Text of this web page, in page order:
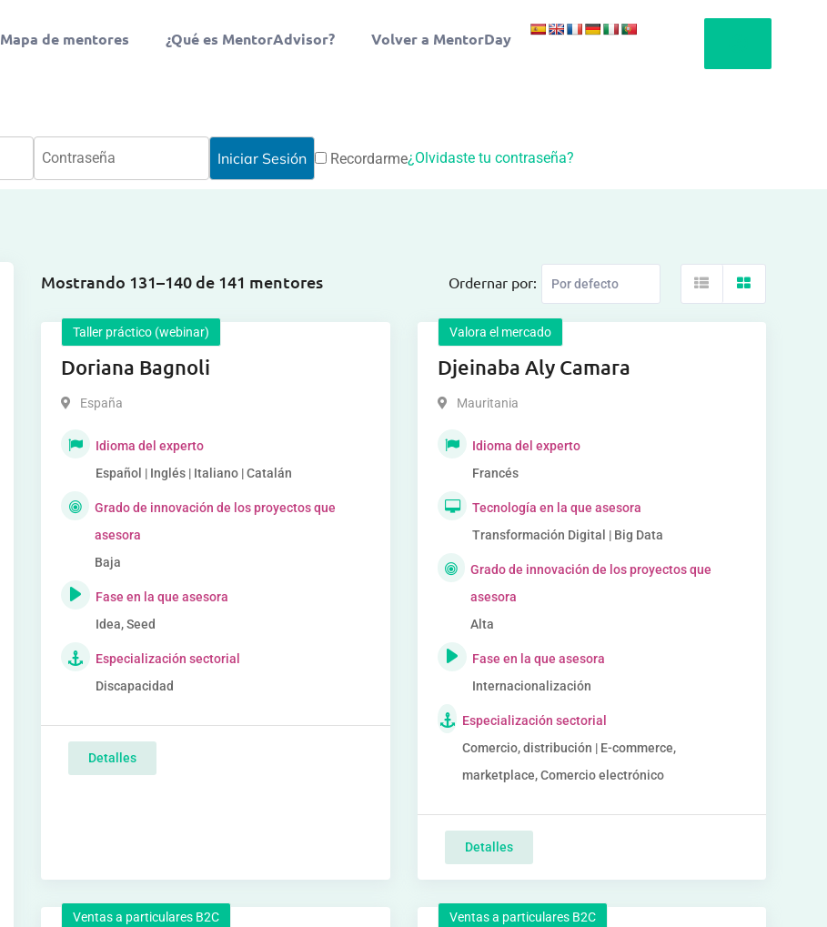
Mapa de mentores ¿Qué es MentorAdvisor? Volver a MentorDay
Recordarme¿Olvidaste tu contraseña?
Mostrando 131–140 de 141 mentores Ordernar por:
Taller práctico (webinar)
Doriana Bagnoli
España
Idioma del experto
Español | Inglés | Italiano | Catalán
Grado de innovación de los proyectos que
asesora
Baja
Fase en la que asesora
Idea, Seed
Especialización sectorial
Discapacidad
Detalles
Valora el mercado
Djeinaba Aly Camara
Mauritania
Idioma del experto
Francés
Tecnología en la que asesora
Transformación Digital | Big Data
Grado de innovación de los proyectos que
asesora
Alta
Fase en la que asesora
Internacionalización
Especialización sectorial
Comercio, distribución | E-commerce,
marketplace, Comercio electrónico
Detalles
Ventas a particulares B2C Ventas a particulares B2C